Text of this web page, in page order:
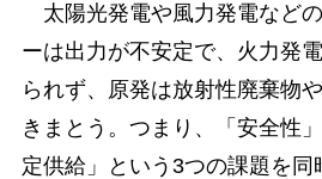
太陽光発電や風力発電など
ーは出力が不安定で、火力発
られず、原発は放射性廃棄物
きまとう。つまり、「安全性
定供給」という3つの課題を